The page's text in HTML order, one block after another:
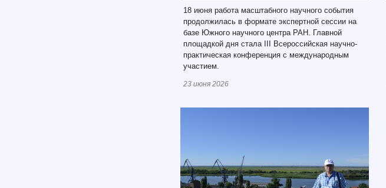
18 июня работа масштабного научного события
продолжилась в формате экспертной сессии на
базе Южного научного центра РАН. Главной
площадкой дня стала III Всероссийская научно-
практическая конференция с международным
участием.
23 июня 2026